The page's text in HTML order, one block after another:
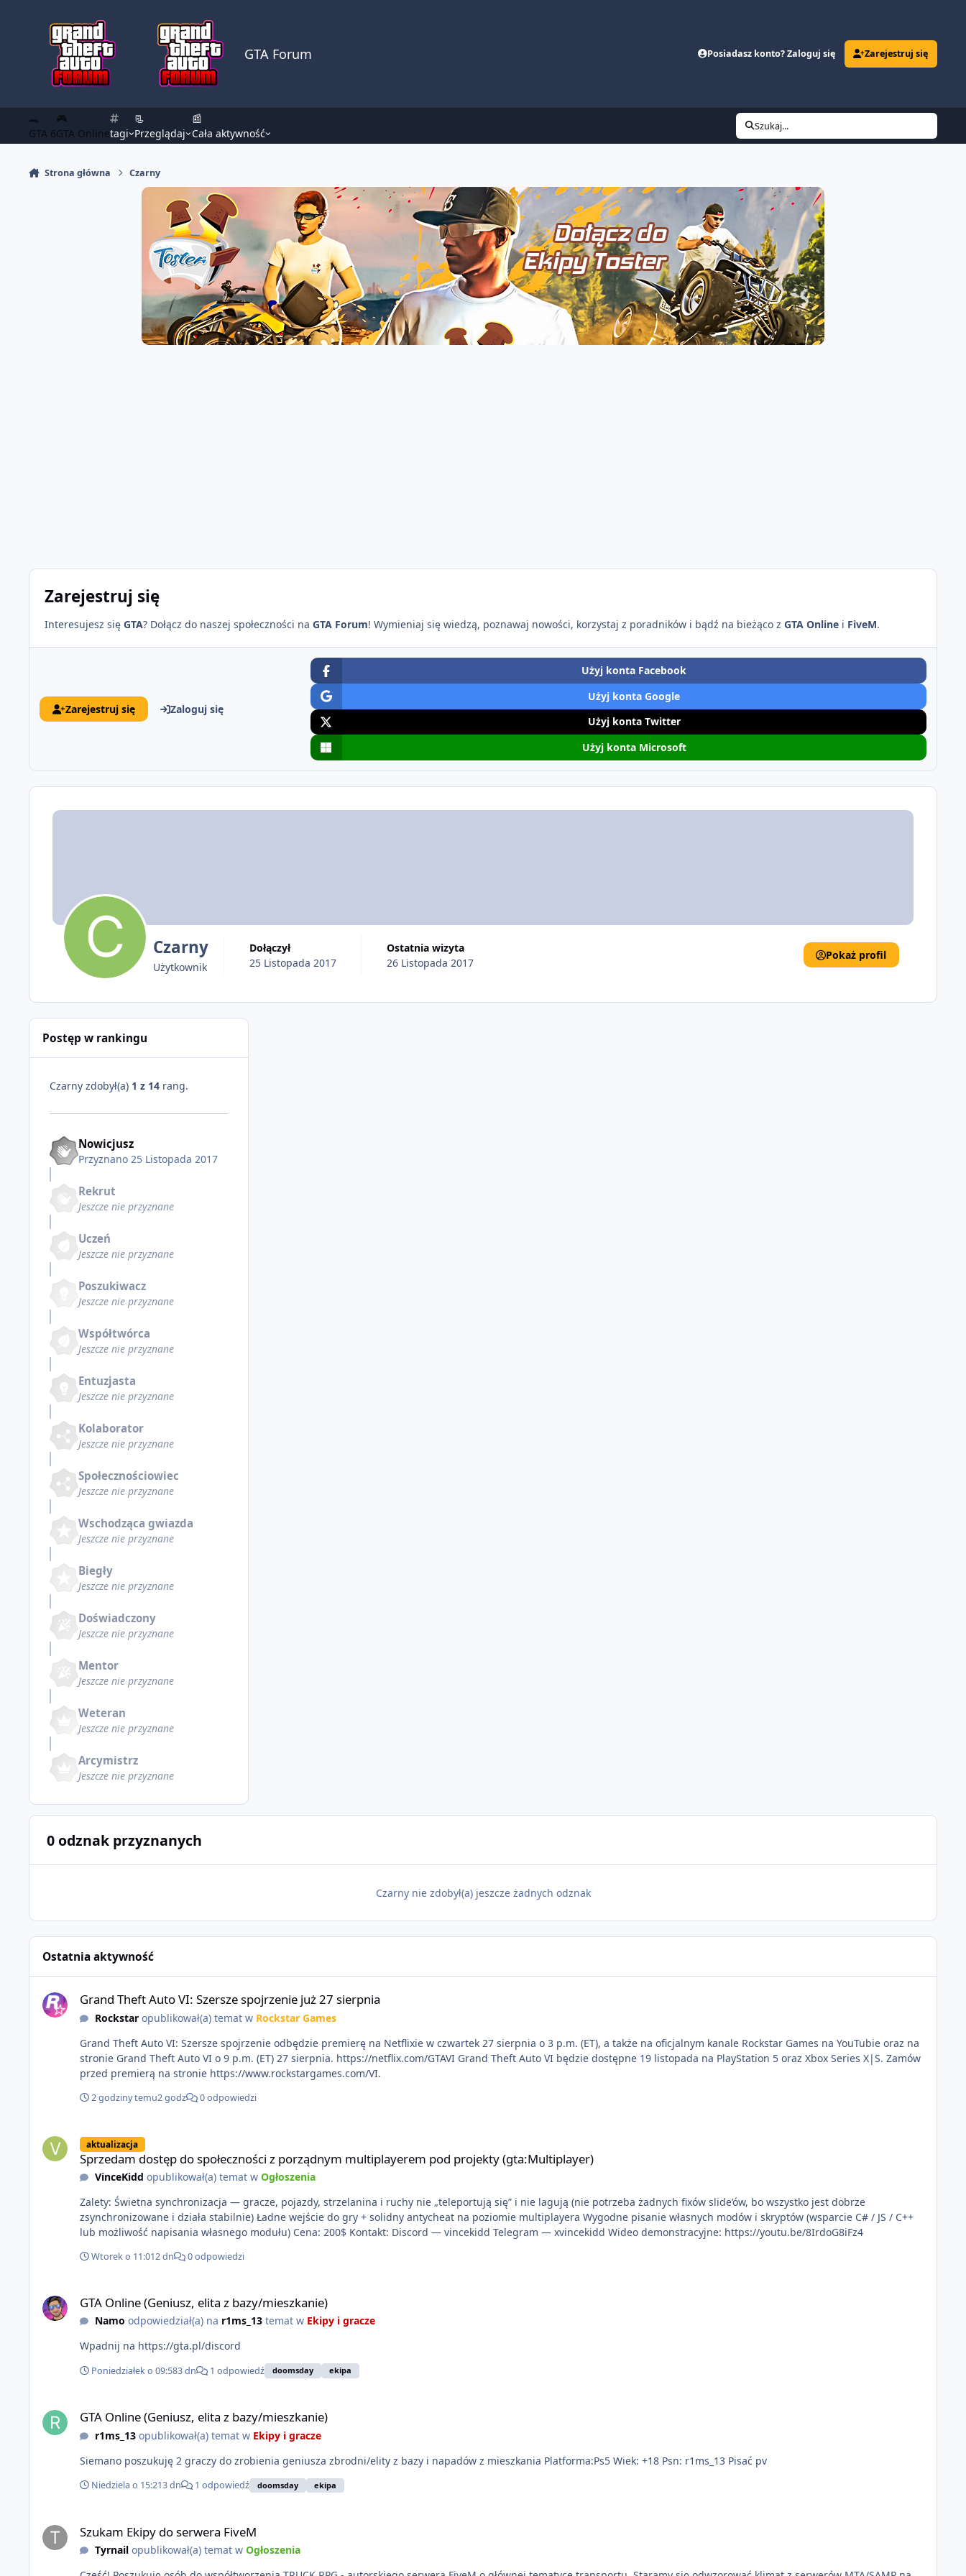
GTA Forum Posiadasz konto? Zaloguj się Zarejestruj się
🐊
GTA 6
🎮
GTA Onlinetagi
📃
Przeglądaj
📰
Cała aktywność
Szukaj...
Strona główna Czarny
Zarejestruj się
Interesujesz się GTA? Dołącz do naszej społeczności na GTA Forum! Wymieniaj się wiedzą, poznawaj nowości, korzystaj z poradników i bądź na bieżąco z GTA Online i FiveM.
Zarejestruj się Zaloguj się
Użyj konta Facebook
Użyj konta Google
Użyj konta Twitter
Użyj konta Microsoft
Czarny
Użytkownik
Dołączył
25 Listopada 2017
Ostatnia wizyta
26 Listopada 2017
Pokaż profil
Postęp w rankingu
Czarny zdobył(a) 1 z 14 rang.
Nowicjusz
Przyznano 25 Listopada 2017
Rekrut
Jeszcze nie przyznane
Uczeń
Jeszcze nie przyznane
Poszukiwacz
Jeszcze nie przyznane
Współtwórca
Jeszcze nie przyznane
Entuzjasta
Jeszcze nie przyznane
Kolaborator
Jeszcze nie przyznane
Społecznościowiec
Jeszcze nie przyznane
Wschodząca gwiazda
Jeszcze nie przyznane
Biegły
Jeszcze nie przyznane
Doświadczony
Jeszcze nie przyznane
Mentor
Jeszcze nie przyznane
Weteran
Jeszcze nie przyznane
Arcymistrz
Jeszcze nie przyznane
0 odznak przyznanych
Czarny nie zdobył(a) jeszcze żadnych odznak
Ostatnia aktywność
Grand Theft Auto VI: Szersze spojrzenie już 27 sierpnia
Rockstaropublikował(a) temat w Rockstar Games
Grand Theft Auto VI: Szersze spojrzenie odbędzie premierę na Netflixie w czwartek 27 sierpnia o 3 p.m. (ET), a także na oficjalnym kanale Rockstar Games na YouTubie oraz na
stronie Grand Theft Auto VI o 9 p.m. (ET) 27 sierpnia. https://netflix.com/GTAVI Grand Theft Auto VI będzie dostępne 19 listopada na PlayStation 5 oraz Xbox Series X|S. Zamów
przed premierą na stronie https://www.rockstargames.com/VI.
2 godziny temu2 godz 0 odpowiedzi
aktualizacja
Sprzedam dostęp do społeczności z porządnym multiplayerem pod projekty (gta:Multiplayer)
VinceKidd opublikował(a) temat w Ogłoszenia
Zalety: Świetna synchronizacja — gracze, pojazdy, strzelanina i ruchy nie „teleportują się” i nie lagują (nie potrzeba żadnych fixów slide’ów, bo wszystko jest dobrze
zsynchronizowane i działa stabilnie) Ładne wejście do gry + solidny antycheat na poziomie multiplayera Wygodne pisanie własnych modów i skryptów (wsparcie C# / JS / C++
lub możliwość napisania własnego modułu) Cena: 200$ Kontakt: Discord — vincekidd Telegram — xvincekidd Wideo demonstracyjne: https://youtu.be/8IrdoG8iFz4
Wtorek o 11:012 dn 0 odpowiedzi
GTA Online (Geniusz, elita z bazy/mieszkanie)
Namo odpowiedział(a) na r1ms_13temat w Ekipy i gracze
Wpadnij na https://gta.pl/discord
Poniedziałek o 09:583 dn 1 odpowiedź doomsday ekipa
GTA Online (Geniusz, elita z bazy/mieszkanie)
r1ms_13opublikował(a) temat w Ekipy i gracze
Siemano poszukuję 2 graczy do zrobienia geniusza zbrodni/elity z bazy i napadów z mieszkania Platforma:Ps5 Wiek: +18 Psn: r1ms_13 Pisać pv
Niedziela o 15:213 dn 1 odpowiedź doomsday ekipa
Szukam Ekipy do serwera FiveM
Tyrnailopublikował(a) temat w Ogłoszenia